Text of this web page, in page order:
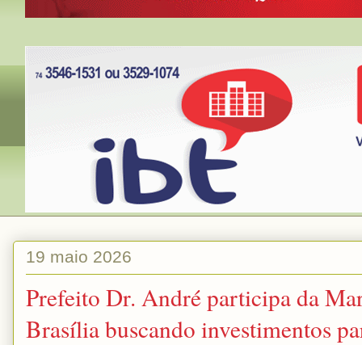
19 maio 2026
Prefeito Dr. André participa da
Brasília buscando investimentos